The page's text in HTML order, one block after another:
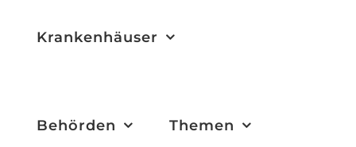
Krankenhäuser
Behörden Themen